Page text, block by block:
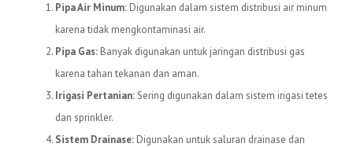
Pipa Air Minum: Digunakan dalam sistem distribusi air minum
karena tidak mengkontaminasi air.
Pipa Gas: Banyak digunakan untuk jaringan distribusi gas
karena tahan tekanan dan aman.
Irigasi Pertanian:Sering digunakan dalam sistem irigasi tetes
dan sprinkler.
Sistem Drainase: Digunakan untuk saluran drainase dan